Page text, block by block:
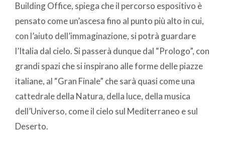
Building Office, spiega che il percorso espositivo è
pensato come un’ascesa fino al punto più alto in cui,
con l’aiuto dell’immaginazione, si potrà guardare
l’Italia dal cielo. Si passerà dunque dal “Prologo”, con
grandi spazi che si inspirano alle forme delle piazze
italiane, al “Gran Finale” che sarà quasi come una
cattedrale della Natura, della luce, della musica
dell’Universo, come il cielo sul Mediterraneo e sul
Deserto.